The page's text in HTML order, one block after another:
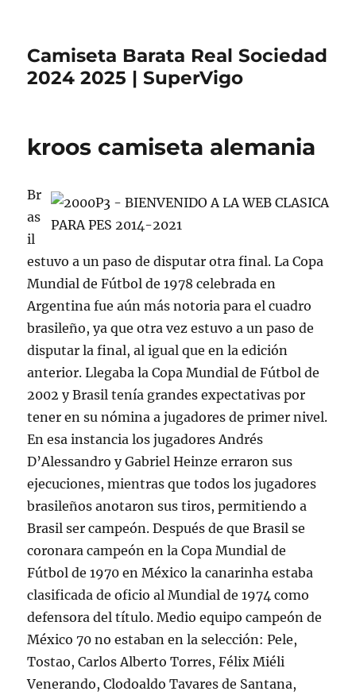
Camiseta Barata Real Sociedad
2024 2025 | SuperVigo
kroos camiseta alemania
Br
as
il
estuvo a un paso de disputar otra final. La Copa
Mundial de Fútbol de 1978 celebrada en
Argentina fue aún más notoria para el cuadro
brasileño, ya que otra vez estuvo a un paso de
disputar la final, al igual que en la edición
anterior. Llegaba la Copa Mundial de Fútbol de
2002 y Brasil tenía grandes expectativas por
tener en su nómina a jugadores de primer nivel.
En esa instancia los jugadores Andrés
D’Alessandro y Gabriel Heinze erraron sus
ejecuciones, mientras que todos los jugadores
brasileños anotaron sus tiros, permitiendo a
Brasil ser campeón. Después de que Brasil se
coronara campeón en la Copa Mundial de
Fútbol de 1970 en México la canarinha estaba
clasificada de oficio al Mundial de 1974 como
defensora del título. Medio equipo campeón de
México 70 no estaban en la selección: Pele,
Tostao, Carlos Alberto Torres, Félix Miéli
Venerando, Clodoaldo Tavares de Santana,